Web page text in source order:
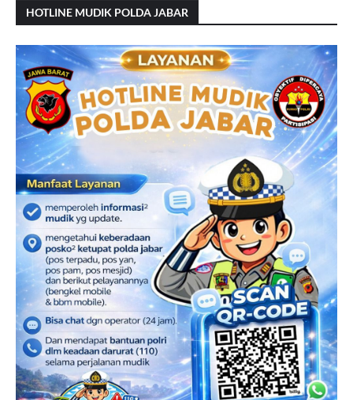
HOTLINE MUDIK POLDA JABAR